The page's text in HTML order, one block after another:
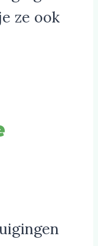
ze ook